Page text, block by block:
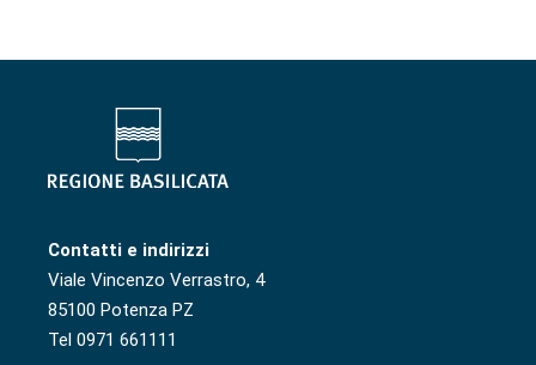
Contatti e indirizzi
Viale Vincenzo Verrastro, 4
85100 Potenza PZ
Tel 0971 661111